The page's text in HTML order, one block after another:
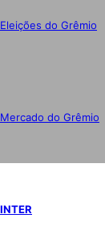
Eleições do Grêmio
Mercado do Grêmio
INTER